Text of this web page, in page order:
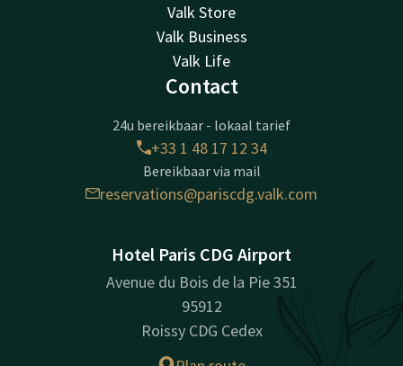
Valk Store
Valk Business
Valk Life
Contact
24u bereikbaar - lokaal tarief
+33 1 48 17 12 34
Bereikbaar via mail
reservations@pariscdg.valk.com
Hotel Paris CDG Airport
Avenue du Bois de la Pie 351
95912
Roissy CDG Cedex